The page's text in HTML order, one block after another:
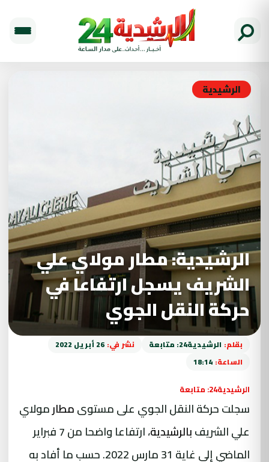
الرشيدية
الرشيدية: مطار مولاي علي
الشريف يسجل ارتفاعا في
حركة النقل الجوي
بقلم: الرشيدية24: متابعة نشر في: 26 أبريل 2022
الساعة: 18:14
الرشيدية24: متابعة
سجلت حركة النقل الجوي على مستوىمطارمولاي
علي الشريفبالرشيدية
، ارتفاعا واضحا من 7 فبراير
الماضي إلى غاية 31 مارس 2022. حسب ما أفاد به